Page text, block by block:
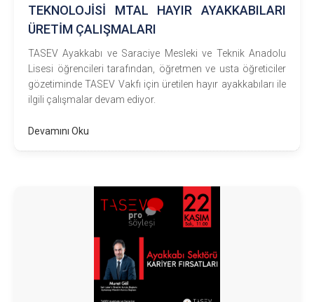
TEKNOLOJİSİ MTAL HAYIR AYAKKABILARI
ÜRETİM ÇALIŞMALARI
TASEV Ayakkabı ve Saraciye Mesleki ve Teknik Anadolu
Lisesi öğrencileri tarafından, öğretmen ve usta öğreticiler
gözetiminde TASEV Vakfı için üretilen hayır ayakkabıları ile
ilgili çalışmalar devam ediyor.
Devamını Oku